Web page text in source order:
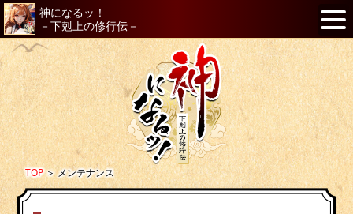
神になるッ！
－下剋上の修行伝－
TOP＞メンテナンス